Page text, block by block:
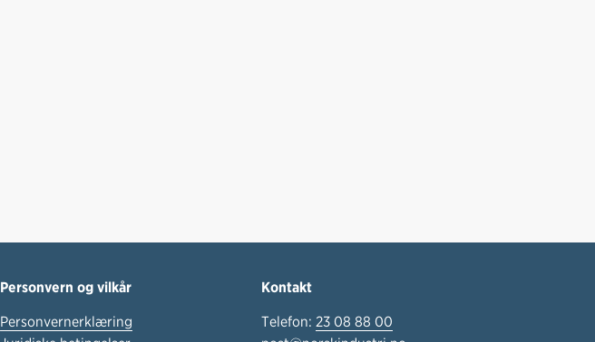
Personvern og vilkår
Personvernerklæring
Kontakt
Telefon: 23 08 88 00